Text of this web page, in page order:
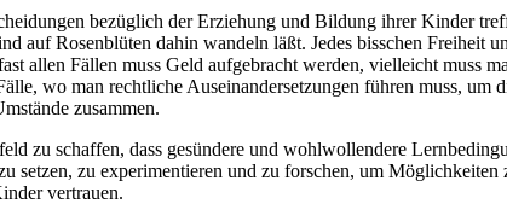
bezüglich der Erziehung und Bildung ihrer Kinder
auf Rosenblüten dahin wandeln läßt. Jedes bisschen Freiheit
allen Fällen muss Geld aufgebracht werden, vielleicht muss
wo man rechtliche Auseinandersetzungen führen muss, um
zusammen.
zu schaffen, dass gesündere und wohlwollendere
setzen, zu experimentieren und zu forschen, um
vertrauen.